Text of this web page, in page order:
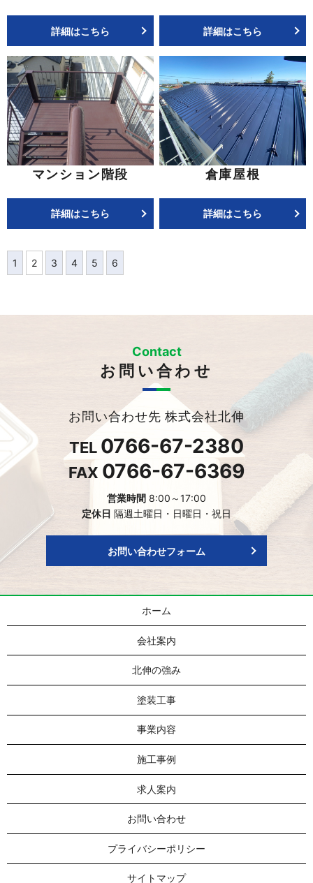
詳細はこちら 詳細はこちら
マンション階段
詳細はこちら
倉庫屋根
詳細はこちら
1 2 3 4 5 6
Contact
お問い合わせ
お問い合わせ先 株式会社北伸
TEL 0766-67-2380
FAX 0766-67-6369
営業時間 8:00～17:00
定休日 隔週土曜日・日曜日・祝日
お問い合わせフォーム
ホーム
会社案内
北伸の強み
塗装工事
事業内容
施工事例
求人案内
お問い合わせ
プライバシーポリシー
サイトマップ